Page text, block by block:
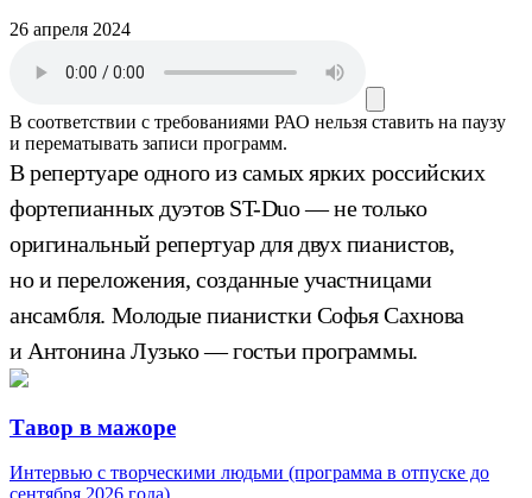
26 апреля 2024
В соответствии с требованиями РАО нельзя ставить на паузу
и перематывать записи программ.
В репертуаре одного из самых ярких российских
фортепианных дуэтов ST-Duo — не только
оригинальный репертуар для двух пианистов,
но и переложения, созданные участницами
ансамбля. Молодые пианистки Софья Сахнова
и Антонина Лузько — гостьи программы.
Тавор в мажоре
Интервью с творческими людьми (программа в отпуске до